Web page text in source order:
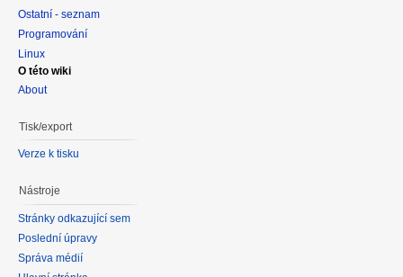
Ostatní - seznam
Programování
Linux
O této wiki
About
Tisk/export
Verze k tisku
Nástroje
Stránky odkazující sem
Poslední úpravy
Správa médií